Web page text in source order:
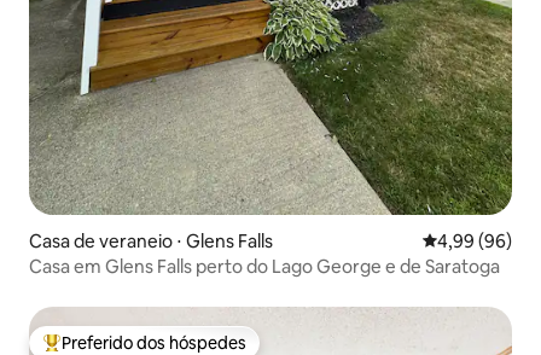
Casa de veraneio ⋅ Glens Falls 4,99 de uma
4,99 (96)
Casa em Glens Falls perto do Lago George e de Saratoga
Preferido dos hóspedes